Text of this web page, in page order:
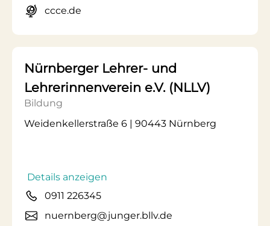
ccce.de
Nürnberger Lehrer- und
Lehrerinnenverein e.V. (NLLV)
Bildung
Weidenkellerstraße 6 | 90443 Nürnberg
Details anzeigen
0911 226345
nuernberg@junger.bllv.de